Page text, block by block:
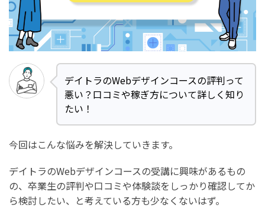
デイトラのWebデザインコースの評判って
悪い？口コミや稼ぎ方について詳しく知り
たい！
今回はこんな悩みを解決していきます。
デイトラのWebデザインコースの受講に興味があるもの
の、卒業生の評判や口コミや体験談をしっかり確認してか
ら検討したい、と考えている方も少なくないはず。